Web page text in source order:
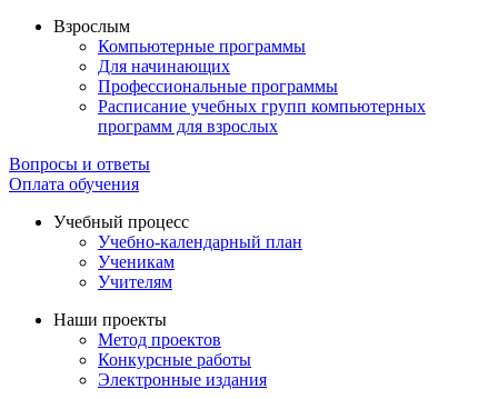
Взрослым
Компьютерные программы
Для начинающих
Профессиональные программы
Расписание учебных групп компьютерных
программ для взрослых
Вопросы и ответы
Оплата обучения
Учебный процесс
Учебно-календарный план
Ученикам
Учителям
Наши проекты
Метод проектов
Конкурсные работы
Электронные издания